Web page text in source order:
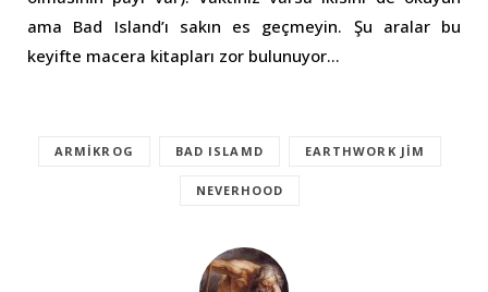
ama Bad Island’ı sakın es geçmeyin. Şu aralar bu
keyifte macera kitapları zor bulunuyor…
ARMIKROG BAD ISLAMD EARTHWORK JIM
NEVERHOOD